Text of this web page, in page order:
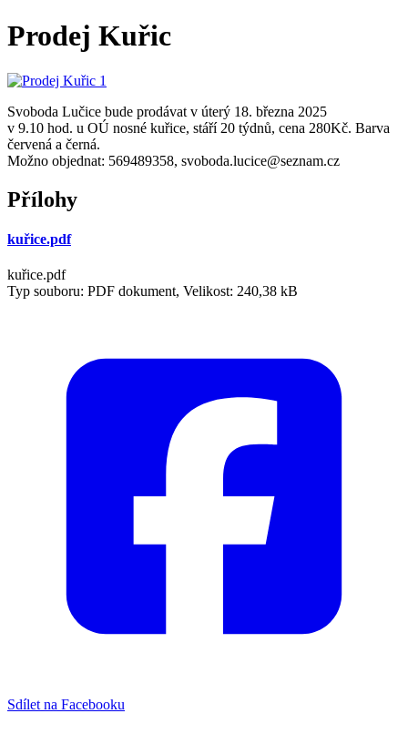
Prodej Kuřic
Svoboda Lučice bude prodávat v úterý 18. března 2025
v 9.10 hod. u OÚ nosné kuřice, stáří 20 týdnů, cena 280Kč. Barva
červená a černá.
Možno objednat: 569489358, svoboda.lucice@seznam.cz
Přílohy
kuřice.pdf
kuřice.pdf
Typ souboru: PDF dokument, Velikost: 240,38 kB
Sdílet na Facebooku